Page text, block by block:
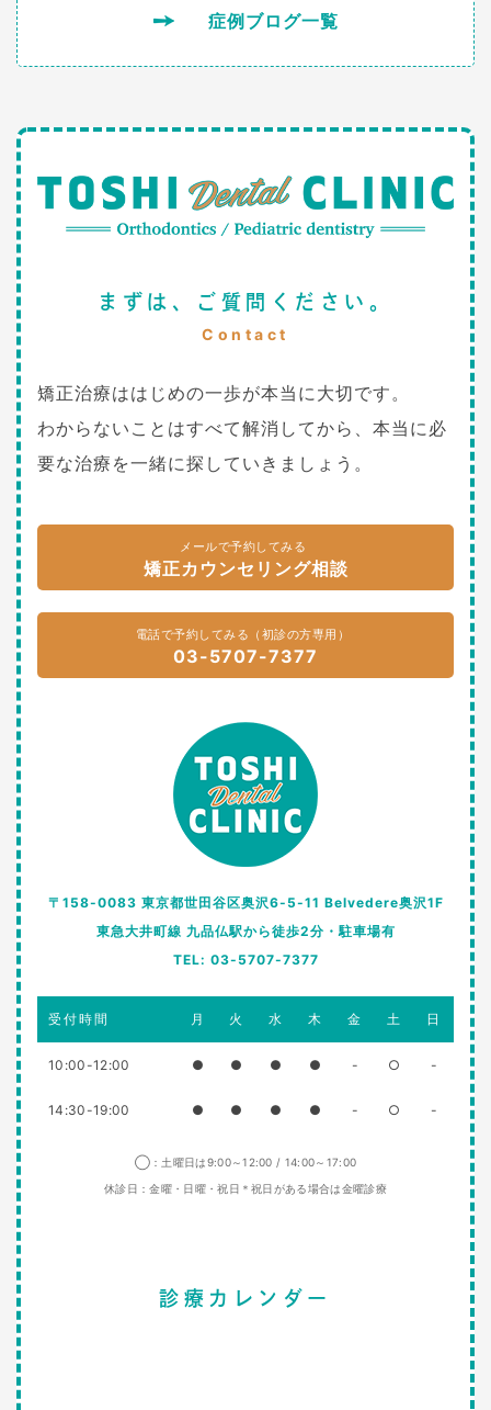
症例ブログ一覧
まずは、ご質問ください。
Contact
矯正治療ははじめの一歩が本当に大切です。
わからないことはすべて解消してから、本当に必
要な治療を一緒に探していきましょう。
メールで予約してみる
矯正カウンセリング相談
電話で予約してみる（初診の方専用）
03-5707-7377
〒158-0083 東京都世田谷区奥沢6-5-11 Belvedere奥沢1F
東急大井町線 九品仏駅から徒歩2分・駐車場有
TEL: 03-5707-7377
受付時間 月 火 水 木 金 土 日
10:00-12:00 ● ● ● ● - ○ -
14:30-19:00 ● ● ● ● - ○ -
◯：土曜日は9:00～12:00 / 14:00～17:00
休診日：金曜・日曜・祝日＊祝日がある場合は金曜診療
診療カレンダー